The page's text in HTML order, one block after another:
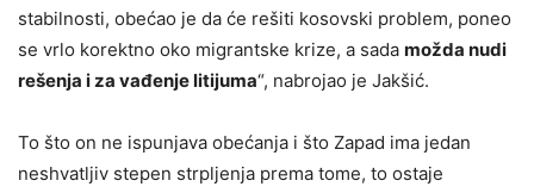
stabilnosti, obećao je da će rešiti kosovski problem, poneo
se vrlo korektno oko migrantske krize, a sada možda nudi
rešenja i za vađenje litijuma“, nabrojao je Jakšić.
To što on ne ispunjava obećanja i što Zapad ima jedan
neshvatljiv stepen strpljenja prema tome, to ostaje